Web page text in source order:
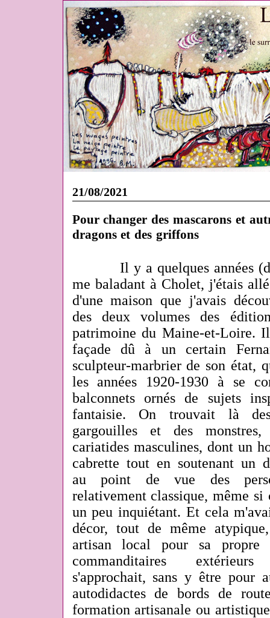
21/08/2021
Pour changer des mascarons et
dragons et des griffons
Il y a quelques années
me baladant à Cholet, j'étais
d'une maison que j'avais
des deux volumes des
patrimoine du Maine-et-Loire.
façade dû à un certain
sculpteur-marbrier de son état,
les années 1920-1930 à se
balconnets ornés de sujets
fantaisie. On trouvait là
gargouilles et des
cariatides masculines, dont un
cabrette tout en soutenant un
au point de vue des
relativement classique, même si
un peu inquiétant. Et cela
décor, tout de même
artisan local pour sa propre
commanditaires
s'approchait, sans y être pour
autodidactes de bords de
formation artisanale ou